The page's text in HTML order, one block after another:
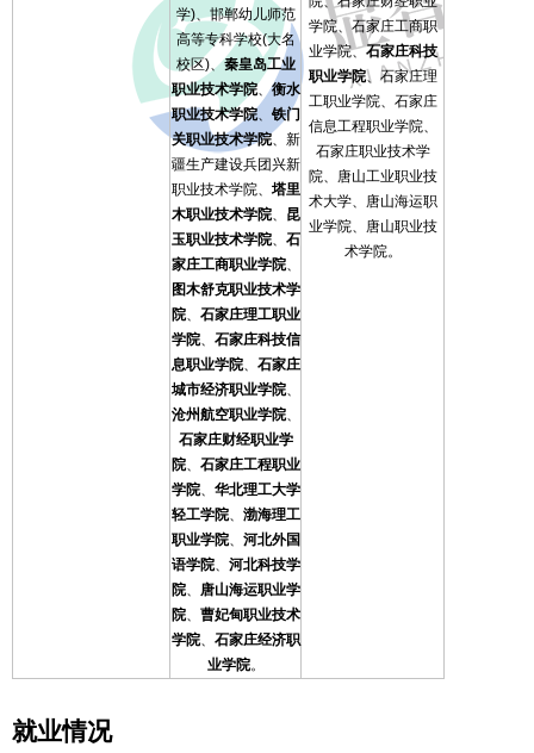
学)、邯郸幼儿师范
高等专科学校(大名
校区)、秦皇岛工业
职业技术学院、衡水
职业技术学院、 铁门
关职业技术学院、新
疆生产建设兵团兴新
职业技术学院、 塔里
木职业技术学院、
昆
玉职业技术学院、 石
家庄工商职业学院、
图木舒克职业技术学
院、 石家庄理工职业
学院、 石家庄科技信
息职业学院、 石家庄
城市经济职业学院、
沧州航空职业学院、
石家庄财经职业学
院、 石家庄工程职业
学院、 华北理工大学
轻工学院、 渤海理工
职业学院、 河北外国
语学院、 河北科技学
院、
唐山海运职业学
院、 曹妃甸职业技术
学院、 石家庄经济职
业学院。
学院、石家庄工商职
业学院、石家庄科技
职业学院、石家庄理
工职业学院、石家庄
信息工程职业学院、
石家庄职业技术学
院、唐山工业职业技
术大学、唐山海运职
业学院、唐山职业技
术学院。
就业情况